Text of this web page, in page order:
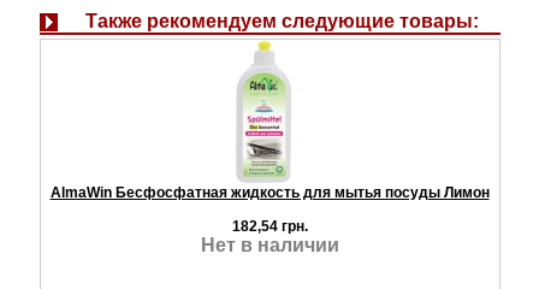
Также рекомендуем следующие товары:
AlmaWin Бесфосфатная жидкость для мытья посуды Лимон
182,54 грн.
Нет в наличии